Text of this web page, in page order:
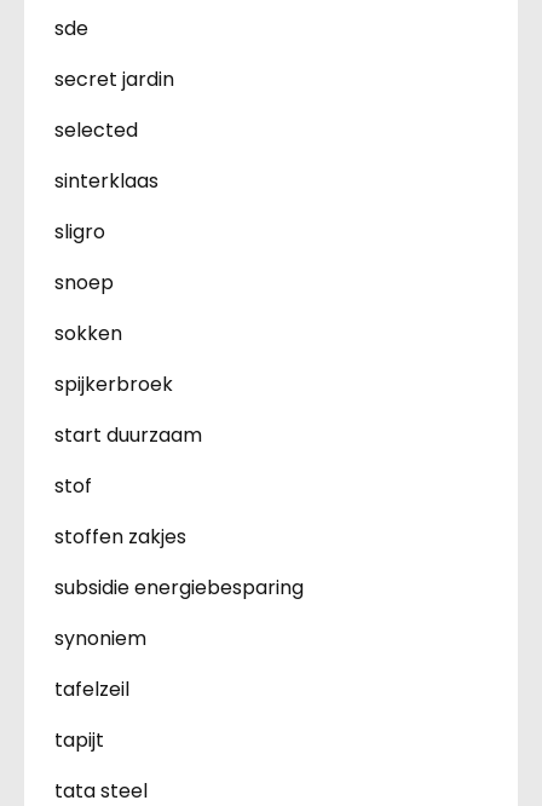
sde
secret jardin
selected
sinterklaas
sligro
snoep
sokken
spijkerbroek
start duurzaam
stof
stoffen zakjes
subsidie energiebesparing
synoniem
tafelzeil
tapijt
tata steel